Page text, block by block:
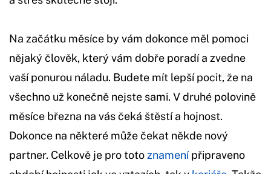
Na začátku měsíce by vám dokonce měl pomoci
nějaký člověk, který vám dobře poradí a zvedne
vaší ponurou náladu. Budete mít lepší pocit, že na
všechno už konečně nejste sami. V druhé polovině
měsíce března na vás čeká štěstí a hojnost.
Dokonce na některé může čekat někde nový
partner. Celkově je pro toto znamenípřipraveno